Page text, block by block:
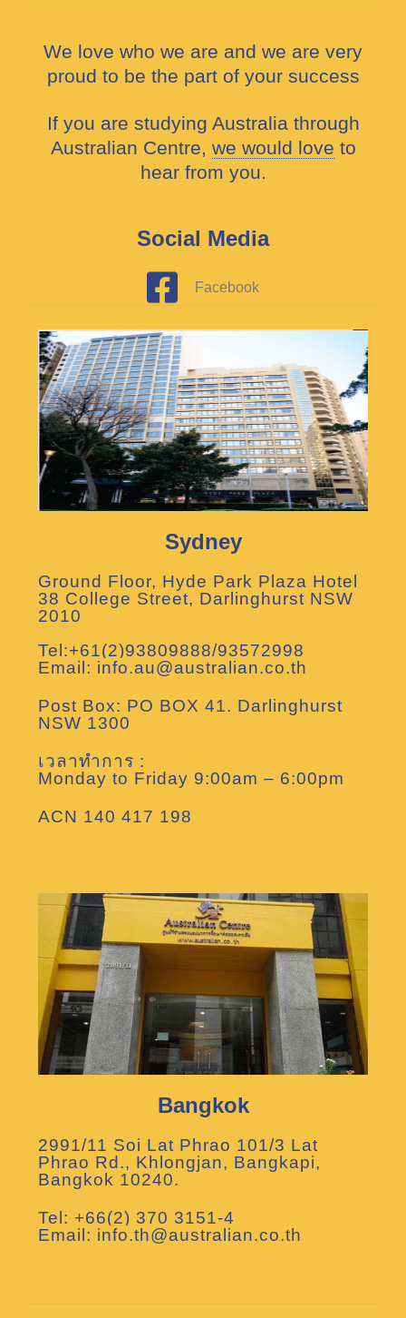
We love who we are and we are very
proud to be the part of your success
If you are studying Australia through
Australian Centre, we would love to
hear from you.
Social Media
Facebook
Sydney
Ground Floor, Hyde Park Plaza Hotel
38 College Street, Darlinghurst NSW
2010
Tel:+61(2)93809888/93572998
Email: info.au@australian.co.th
Post Box: PO BOX 41. Darlinghurst
NSW 1300
เวลาทำการ :
Monday to Friday 9:00am – 6:00pm
ACN 140 417 198
Bangkok
2991/11 Soi Lat Phrao 101/3 Lat
Phrao Rd., Khlongjan, Bangkapi,
Bangkok 10240.
Tel: +66(2) 370 3151-4
Email: info.th@australian.co.th